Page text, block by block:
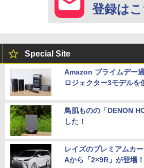
登録は
Special Site
Amazon プライムデー
ロジェクター3モデルを
鳥肌ものの「DENON
した！
レイズのプレミアムカ
Aから「2×9R」が登場！